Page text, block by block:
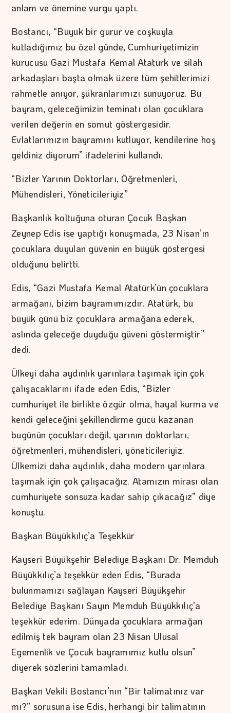
anlam ve önemine vurgu yaptı.
Bostancı, “Büyük bir gurur ve coşkuyla
kutladığımız bu özel günde, Cumhuriyetimizin
kurucusu Gazi Mustafa Kemal Atatürk ve silah
arkadaşları başta olmak üzere tüm şehitlerimizi
rahmetle anıyor, şükranlarımızı sunuyoruz. Bu
bayram, geleceğimizin teminatı olan çocuklara
verilen değerin en somut göstergesidir.
Evlatlarımızın bayramını kutluyor, kendilerine hoş
geldiniz diyorum” ifadelerini kullandı.
“Bizler Yarının Doktorları, Öğretmenleri,
Mühendisleri, Yöneticileriyiz”
Başkanlık koltuğuna oturan Çocuk Başkan
Zeynep Edis ise yaptığı konuşmada, 23 Nisan’ın
çocuklara duyulan güvenin en büyük göstergesi
olduğunu belirtti.
Edis, “Gazi Mustafa Kemal Atatürk’ün çocuklara
armağanı, bizim bayramımızdır. Atatürk, bu
büyük günü biz çocuklara armağana ederek,
aslında geleceğe duyduğu güveni göstermiştir”
dedi.
Ülkeyi daha aydınlık yarınlara taşımak için çok
çalışacaklarını ifade eden Edis, “Bizler
cumhuriyet ile birlikte özgür olma, hayal kurma ve
kendi geleceğini şekillendirme gücü kazanan
bugünün çocukları değil, yarının doktorları,
öğretmenleri, mühendisleri, yöneticileriyiz.
Ülkemizi daha aydınlık, daha modern yarınlara
taşımak için çok çalışacağız. Atamızın mirası olan
cumhuriyete sonsuza kadar sahip çıkacağız” diye
konuştu.
Başkan Büyükkılıç’a Teşekkür
Kayseri Büyükşehir Belediye Başkanı Dr. Memduh
Büyükkılıç’a teşekkür eden Edis, “Burada
bulunmamızı sağlayan Kayseri Büyükşehir
Belediye Başkanı Sayın Memduh Büyükkılıç’a
teşekkür ederim. Dünyada çocuklara armağan
edilmiş tek bayram olan 23 Nisan Ulusal
Egemenlik ve Çocuk bayramımız kutlu olsun”
diyerek sözlerini tamamladı.
Başkan Vekili Bostancı’nın “Bir talimatınız var
mı?” sorusuna ise Edis, herhangi bir talimatının